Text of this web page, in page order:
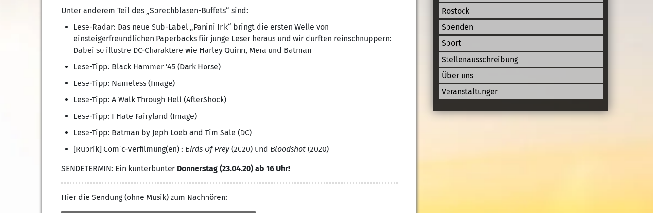
Unter anderem Teil des „Sprechblasen-Buffets“ sind:
Lese-Radar: Das neue Sub-Label „Panini Ink“ bringt die ersten Welle von
einsteigerfreundlichen Paperbacks für junge Leser heraus und wir durften reinschnuppern:
Dabei so illustre DC-Charaktere wie Harley Quinn, Mera und Batman
Lese-Tipp: Black Hammer ’45 (Dark Horse)
Lese-Tipp: Nameless (Image)
Lese-Tipp: A Walk Through Hell (AfterShock)
Lese-Tipp: I Hate Fairyland (Image)
Lese-Tipp: Batman by Jeph Loeb and Tim Sale (DC)
[Rubrik] Comic-Verfilmung(en) : Birds Of Prey(2020) und Bloodshot(2020)
SENDETERMIN: Ein kunterbunter Donnerstag (23.04.20) ab 16 Uhr!
Hier die Sendung (ohne Musik) zum Nachhören:
Audio-
Rostock
Spenden
Sport
Stellenausschreibung
Über uns
Veranstaltungen